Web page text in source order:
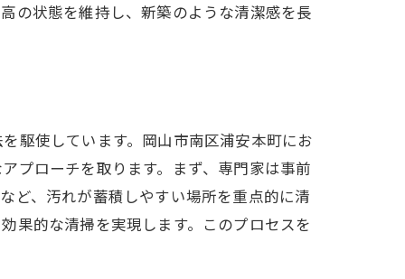
の状態を維持し、新築のような清潔感を長
駆使しています。岡山市南区浦安本町にお
プローチを取ります。まず、専門家は事前
ど、汚れが蓄積しやすい場所を重点的に清
果的な清掃を実現します。このプロセスを